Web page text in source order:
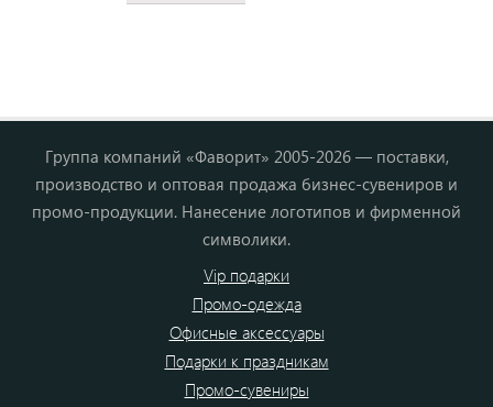
Группа компаний «Фаворит» 2005-2026 — поставки,
производство и оптовая продажа бизнес-сувениров и
промо-продукции. Нанесение логотипов и фирменной
символики.
Vip подарки
Промо-одежда
Офисные аксессуары
Подарки к праздникам
Промо-сувениры